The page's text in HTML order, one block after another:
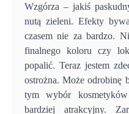
Wzgórza – jakiś
nutą zieleni. Efekty
czasem nie za bardzo.
finalnego koloru czy
popalić. Teraz jestem
ostrożna. Może odrobinę
tym wybór
bardziej atrakcyjny.